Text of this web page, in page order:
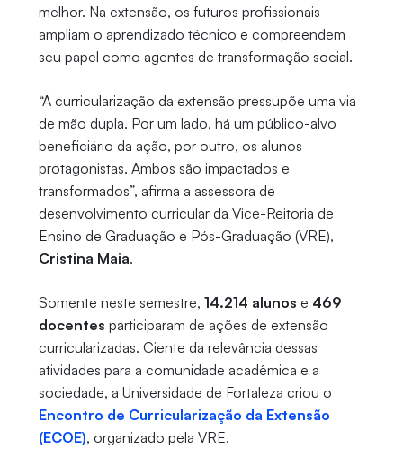
melhor. Na extensão, os futuros profissionais
ampliam o aprendizado técnico e compreendem
seu papel como agentes de transformação social.
“A curricularização da extensão pressupõe uma via
de mão dupla. Por um lado, há um público-alvo
beneficiário da ação, por outro, os alunos
protagonistas. Ambos são impactados e
transformados”, afirma a assessora de
desenvolvimento curricular da Vice-Reitoria de
Ensino de Graduação e Pós-Graduação (VRE),
Cristina Maia.
Somente neste semestre, 14.214 alunos e 469
docentes participaram de ações de extensão
curricularizadas. Ciente da relevância dessas
atividades para a comunidade acadêmica e a
sociedade, a Universidade de Fortaleza criou o
Encontro de Curricularização da Extensão
(ECOE), organizado pela VRE.